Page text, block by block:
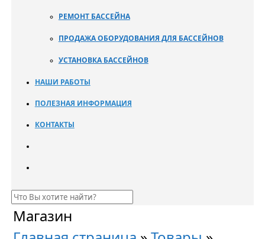
РЕМОНТ БАССЕЙНА
ПРОДАЖА ОБОРУДОВАНИЯ ДЛЯ БАССЕЙНОВ
УСТАНОВКА БАССЕЙНОВ
НАШИ РАБОТЫ
ПОЛЕЗНАЯ ИНФОРМАЦИЯ
КОНТАКТЫ
Магазин